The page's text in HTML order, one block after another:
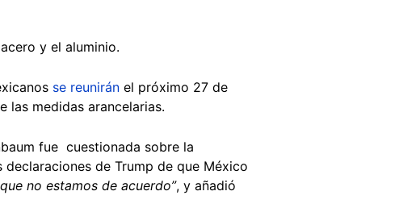
y el aluminio.
se reunirán el próximo 27 de
las medidas arancelarias.
fue cuestionada sobre la
de Trump de que México
no estamos de acuerdo”, y añadió